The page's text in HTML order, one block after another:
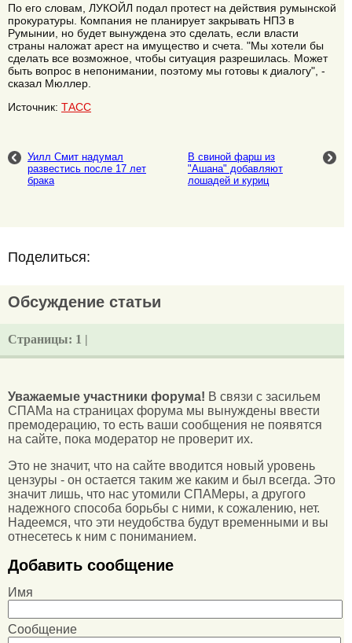
По его словам, ЛУКОЙЛ подал протест на действия румынской
прокуратуры. Компания не планирует закрывать НПЗ в
Румынии, но будет вынуждена это сделать, если власти
страны наложат арест на имущество и счета. "Мы хотели бы
сделать все возможное, чтобы ситуация разрешилась. Может
быть вопрос в непонимании, поэтому мы готовы к диалогу", -
сказал Мюллер.
Источник: ТАСС
Уилл Смит надумал
развестись после 17 лет
брака
В свиной фарш из
"Ашана" добавляют
лошадей и куриц
Поделиться:
Обсуждение статьи
Страницы: 1 |
Уважаемые участники форума! В связи с засильем
СПАМа на страницах форума мы вынуждены ввести
премодерацию, то есть ваши сообщения не появятся
на сайте, пока модератор не проверит их.
Это не значит, что на сайте вводится новый уровень
цензуры - он остается таким же каким и был всегда. Это
значит лишь, что нас утомили СПАМеры, а другого
надежного способа борьбы с ними, к сожалению, нет.
Надеемся, что эти неудобства будут временными и вы
отнесетесь к ним с пониманием.
Добавить сообщение
Имя
Сообщение